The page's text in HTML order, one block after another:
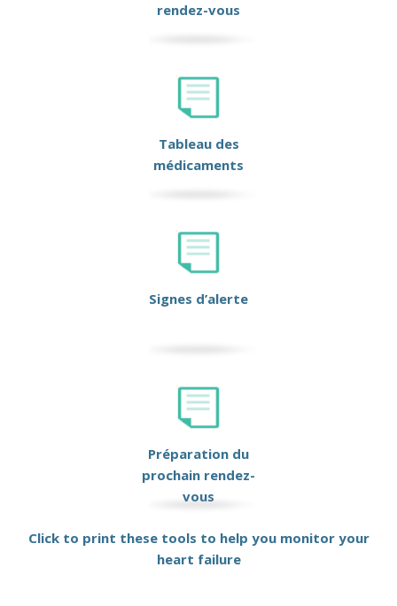
rendez-vous
Tableau des
médicaments
Signes d’alerte
Préparation du
prochain rendez-
vous
Click to print these tools to help you monitor your
heart failure